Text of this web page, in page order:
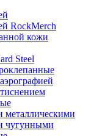
RockMerch
кожи
Steel
металлическими
чугунными